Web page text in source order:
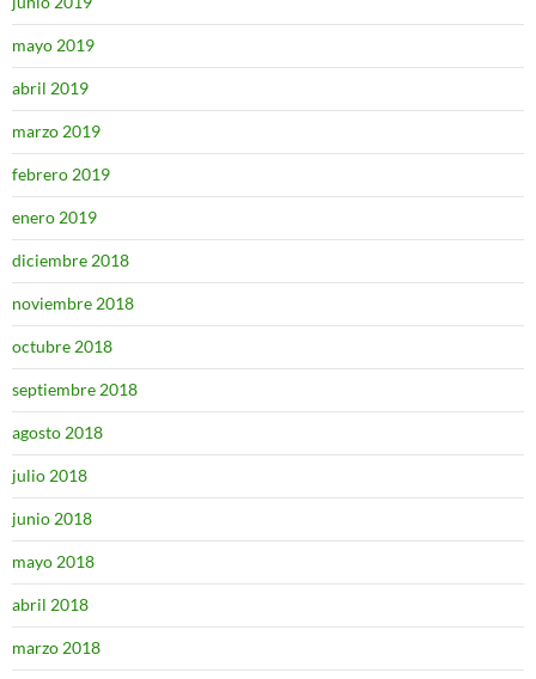
mayo 2019
abril 2019
marzo 2019
febrero 2019
enero 2019
diciembre 2018
noviembre 2018
octubre 2018
septiembre 2018
agosto 2018
julio 2018
junio 2018
mayo 2018
abril 2018
marzo 2018